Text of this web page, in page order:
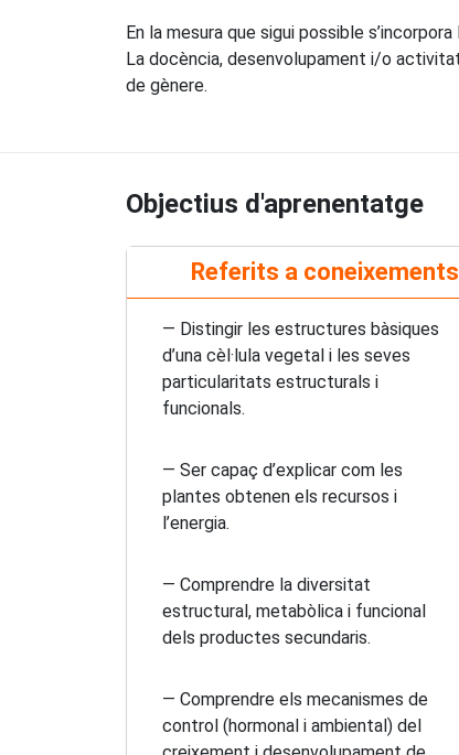
En la mesura que sigui possible
La docència, desenvolupament i/o
de gènere.
Objectius d'aprenentatge
Referits a coneixements
— Distingir les estructures bàsiques
d’una cèl·lula vegetal i les seves
particularitats estructurals i
funcionals.
— Ser capaç d’explicar com les
plantes obtenen els recursos i
l’energia.
— Comprendre la diversitat
estructural, metabòlica i funcional
dels productes secundaris.
— Comprendre els mecanismes de
control (hormonal i ambiental) del